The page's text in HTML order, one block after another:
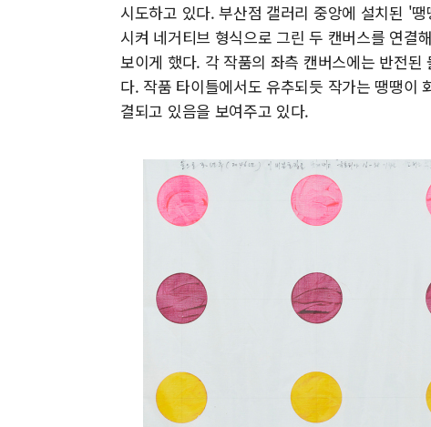
시도하고 있다. 부산점 갤러리 중앙에 설치된 '
시켜 네거티브 형식으로 그린 두 캔버스를 연결
보이게 했다. 각 작품의 좌측 캔버스에는 반전
다. 작품 타이틀에서도 유추되듯 작가는 땡땡이
결되고 있음을 보여주고 있다.